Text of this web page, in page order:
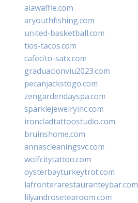
alawaffle.com
aryouthfishing.com
united-basketball.com
tios-tacos.com
cafecito-satx.com
graduacionviu2023.com
pecanjackstogo.com
zengardendayspa.com
sparklejewelryinc.com
ironcladtattoostudio.com
bruinshome.com
annascleaningsvc.com
wolfcitytattoo.com
oysterbayturkeytrot.com
lafronterarestauranteybar.com
lilyandrosetearoom.com